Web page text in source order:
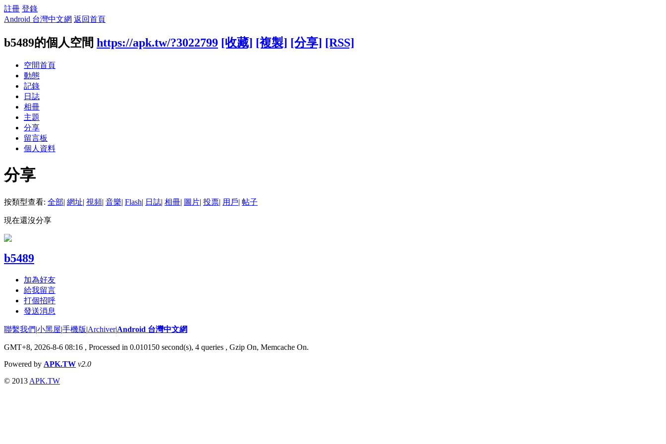
註冊 登錄
Android 台灣中文網 返回首頁
b5489的個人空間 https://apk.tw/?3022799 [收藏] [複製] [分享] [RSS]
空間首頁
動態
記錄
日誌
相冊
主題
分享
留言板
個人資料
分享
按類型查看: 全部| 網址| 視頻| 音樂| Flash| 日誌| 相冊| 圖片| 投票| 用戶| 帖子
現在還沒分享
b5489
加為好友
給我留言
打個招呼
發送消息
聯繫我們|小黑屋|手機版|Archiver|Android 台灣中文網
GMT+8, 2026-8-6 08:16 , Processed in 0.010150 second(s), 4 queries , Gzip On, Memcache On.
Powered by APK.TW v2.0
© 2013 APK.TW